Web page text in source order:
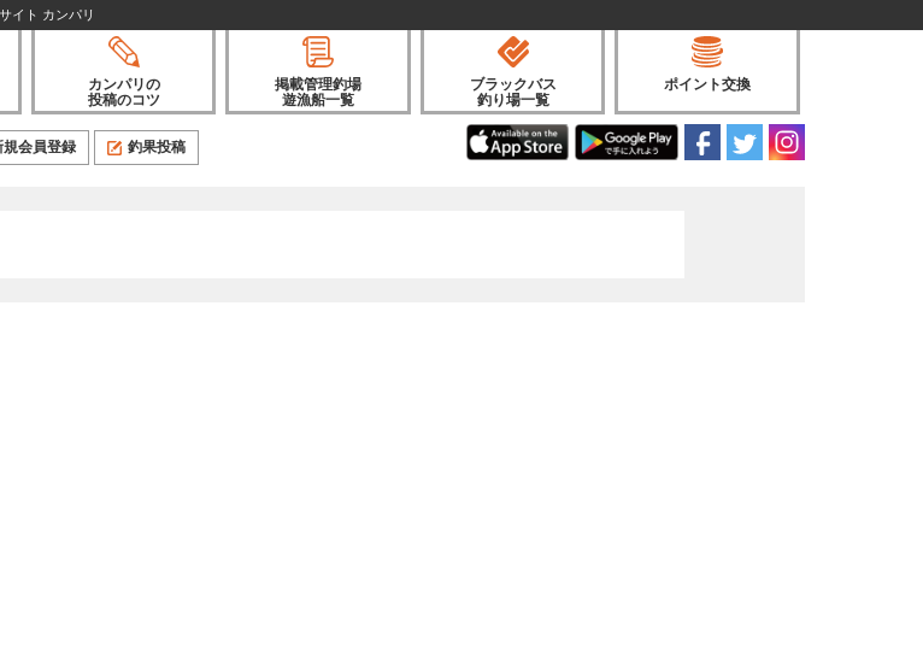
イト カンパリ
カンパリの
投稿のコツ
掲載管理釣場
遊漁船一覧
ブラックバス
釣り場一覧
ポイント交換
規会員登録 釣果投稿